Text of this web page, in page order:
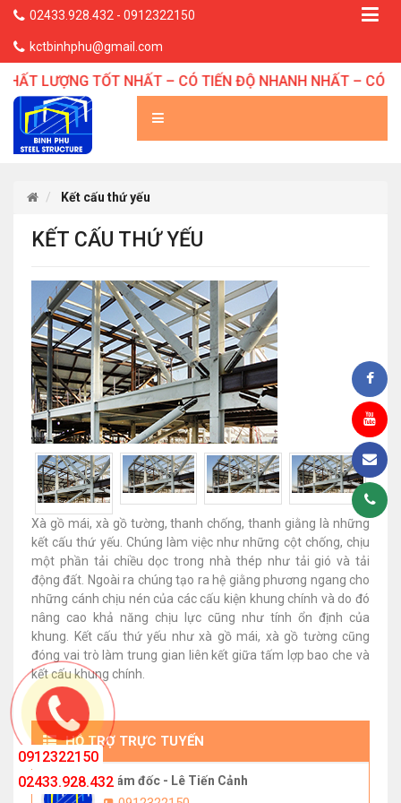
02433.928.432 - 0912322150
kctbinhphu@gmail.com
LƯỢNG TỐT NHẤT – CÓ TIẾN ĐỘ NHANH NHẤT – CÓ
Kết cấu thứ yếu
KẾT CẤU THỨ YẾU
Xà gồ mái, xà gồ tường, thanh chống, thanh giằng là những
kết cấu thứ yếu. Chúng làm việc như những cột chống, chịu
một phần tải chiều dọc trong nhà thép như tải gió và tải
động đất. Ngoài ra chúng tạo ra hệ giằng phương ngang cho
những cánh chịu nén của các cấu kiện khung chính và do đó
nâng cao khả năng chịu lực cũng như tính ổn định của
khung. Kết cấu thứ yếu như xà gồ mái, xà gồ tường cũng
đóng vai trò làm trung gian liên kết giữa tấm lợp bao che và
kết cấu khung chính.
HỖ TRỢ TRỰC TUYẾN
Giám đốc - Lê Tiến Cảnh
0912322150
02433.928.432